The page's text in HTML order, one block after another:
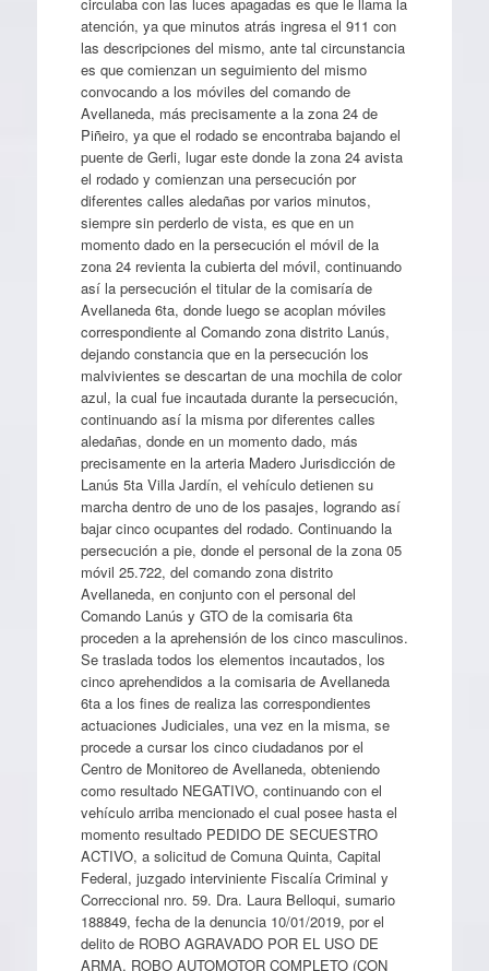
atención, ya que minutos atrás ingresa el 911 con
las descripciones del mismo, ante tal circunstancia
es que comienzan un seguimiento del mismo
convocando a los móviles del comando de
Avellaneda, más precisamente a la zona 24 de
Piñeiro, ya que el rodado se encontraba bajando el
puente de Gerli, lugar este donde la zona 24 avista
el rodado y comienzan una persecución por
diferentes calles aledañas por varios minutos,
siempre sin perderlo de vista, es que en un
momento dado en la persecución el móvil de la
zona 24 revienta la cubierta del móvil, continuando
así la persecución el titular de la comisaría de
Avellaneda 6ta, donde luego se acoplan móviles
correspondiente al Comando zona distrito Lanús,
dejando constancia que en la persecución los
malvivientes se descartan de una mochila de color
azul, la cual fue incautada durante la persecución,
continuando así la misma por diferentes calles
aledañas, donde en un momento dado, más
precisamente en la arteria Madero Jurisdicción de
Lanús 5ta Villa Jardín, el vehículo detienen su
marcha dentro de uno de los pasajes, logrando así
bajar cinco ocupantes del rodado. Continuando la
persecución a pie, donde el personal de la zona 05
móvil 25.722, del comando zona distrito
Avellaneda, en conjunto con el personal del
Comando Lanús y GTO de la comisaria 6ta
proceden a la aprehensión de los cinco masculinos.
Se traslada todos los elementos incautados, los
cinco aprehendidos a la comisaria de Avellaneda
6ta a los fines de realiza las correspondientes
actuaciones Judiciales, una vez en la misma, se
procede a cursar los cinco ciudadanos por el
Centro de Monitoreo de Avellaneda, obteniendo
como resultado NEGATIVO, continuando con el
vehículo arriba mencionado el cual posee hasta el
momento resultado PEDIDO DE SECUESTRO
ACTIVO, a solicitud de Comuna Quinta, Capital
Federal, juzgado interviniente Fiscalía Criminal y
Correccional nro. 59. Dra. Laura Belloqui, sumario
188849, fecha de la denuncia 10/01/2019, por el
delito de ROBO AGRAVADO POR EL USO DE
ARMA, ROBO AUTOMOTOR COMPLETO (CON